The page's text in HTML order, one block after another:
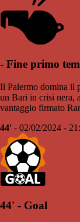
- Fine primo
Il Palermo domina il
un Bari in crisi nera,
vantaggio firmato
44' - 02/02/2024 -
44' - Goal